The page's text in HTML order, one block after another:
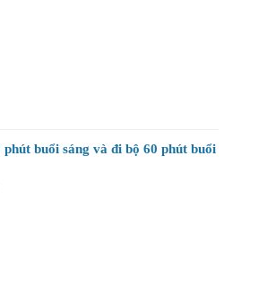
buổi sáng và đi bộ 60 phút buổi